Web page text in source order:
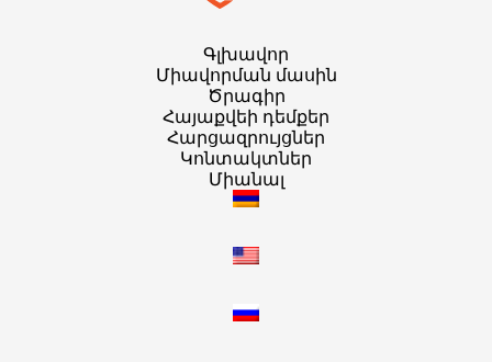
Գլխավոր
Միավորման մասին
Ծրագիր
Հայաքվեի դեմքեր
Հարցազրույցներ
Կոնտակտներ
Միանալ